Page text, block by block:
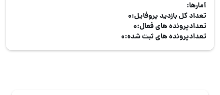
آمارها:
تعداد کل بازدید پروفایل:0
تعدادپرونده های فعال:0
تعدادپرونده های ثبت شده:0